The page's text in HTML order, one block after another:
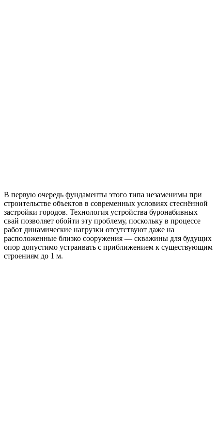
В первую очередь фундаменты этого типа незаменимы при
строительстве объектов в современных условиях стеснённой
застройки городов. Технология устройства буронабивных
свай позволяет обойти эту проблему, поскольку в процессе
работ динамические нагрузки отсутствуют даже на
расположенные близко сооружения — скважины для будущих
опор допустимо устраивать с приближением к существующим
строениям до 1 м.